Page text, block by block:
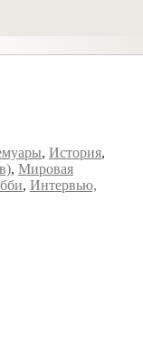
, История,
, Мировая
, Интервью,